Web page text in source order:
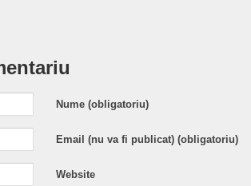
Nume (obligatoriu)
Email (nu va fi publicat) (obligatoriu)
Website